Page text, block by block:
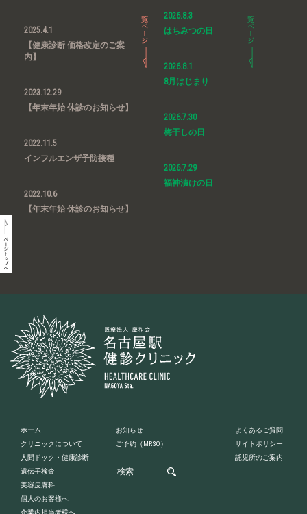
2025.4.1
【健康診断 価格改定のご案
内】
2023.12.29
【年末年始 休診のお知らせ】
2022.11.5
インフルエンザ予防接種
2022.10.6
【年末年始 休診のお知らせ】
2026.8.3
はちみつの日
2026.8.1
8月はじまり
2026.7.30
梅干しの日
2026.7.29
福神漬けの日
ホーム
クリニックについて
人間ドック・健康診断
遺伝子検査
美容皮膚科
個人のお客様へ
企業内担当者様へ
お知らせ
ご予約 （MRSO）
よくあるご質問
サイトポリシー
託児所のご案内